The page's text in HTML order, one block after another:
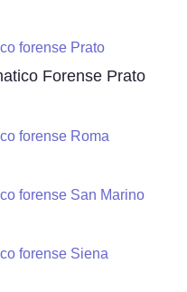
forense Prato
Forense Prato
forense Roma
forense San Marino
forense Siena